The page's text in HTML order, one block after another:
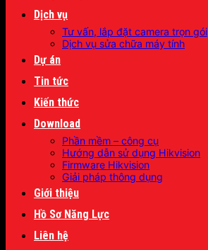
Dịch vụ
Tư vấn, lắp đặt camera trọn gói
Dịch vụ sửa chữa máy tính
Dự án
Tin tức
Kiến thức
Download
Phần mềm – công cụ
Hướng dẫn sử dụng Hikvision
Firmware Hikvision
Giải pháp thông dụng
Giới thiệu
Hồ Sơ Năng Lực
Liên hệ